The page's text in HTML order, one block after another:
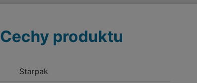
Cechy produktu
Starpak